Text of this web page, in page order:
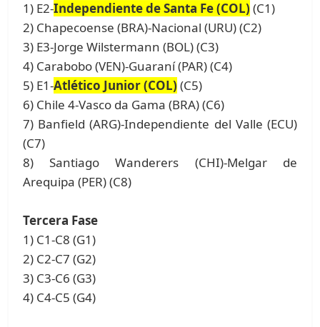
1) E2-Independiente de Santa Fe (COL) (C1)
2) Chapecoense (BRA)-Nacional (URU) (C2)
3) E3-Jorge Wilstermann (BOL) (C3)
4) Carabobo (VEN)-Guaraní (PAR) (C4)
5) E1-Atlético Junior (COL) (C5)
6) Chile 4-Vasco da Gama (BRA) (C6)
7) Banfield (ARG)-Independiente del Valle (ECU)
(C7)
8) Santiago Wanderers (CHI)-Melgar de
Arequipa (PER) (C8)
Tercera Fase
1) C1-C8 (G1)
2) C2-C7 (G2)
3) C3-C6 (G3)
4) C4-C5 (G4)